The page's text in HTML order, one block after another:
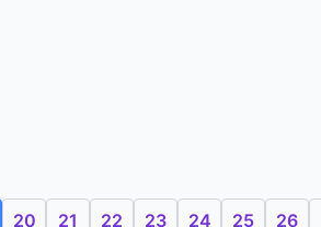
20 21 22 23 24 25 26